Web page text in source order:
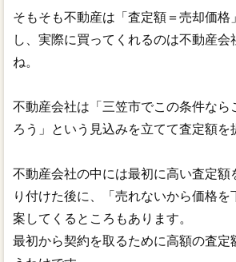
そもそも不動産は「査定額＝売却価格
し、実際に買ってくれるのは不動産会
ね。
不動産会社は「三笠市でこの条件なら
ろう」という見込みを立てて査定額を
不動産会社の中には最初に高い査定額
り付けた後に、「売れないから価格を
案してくるところもあります。
最初から契約を取るために高額の査定